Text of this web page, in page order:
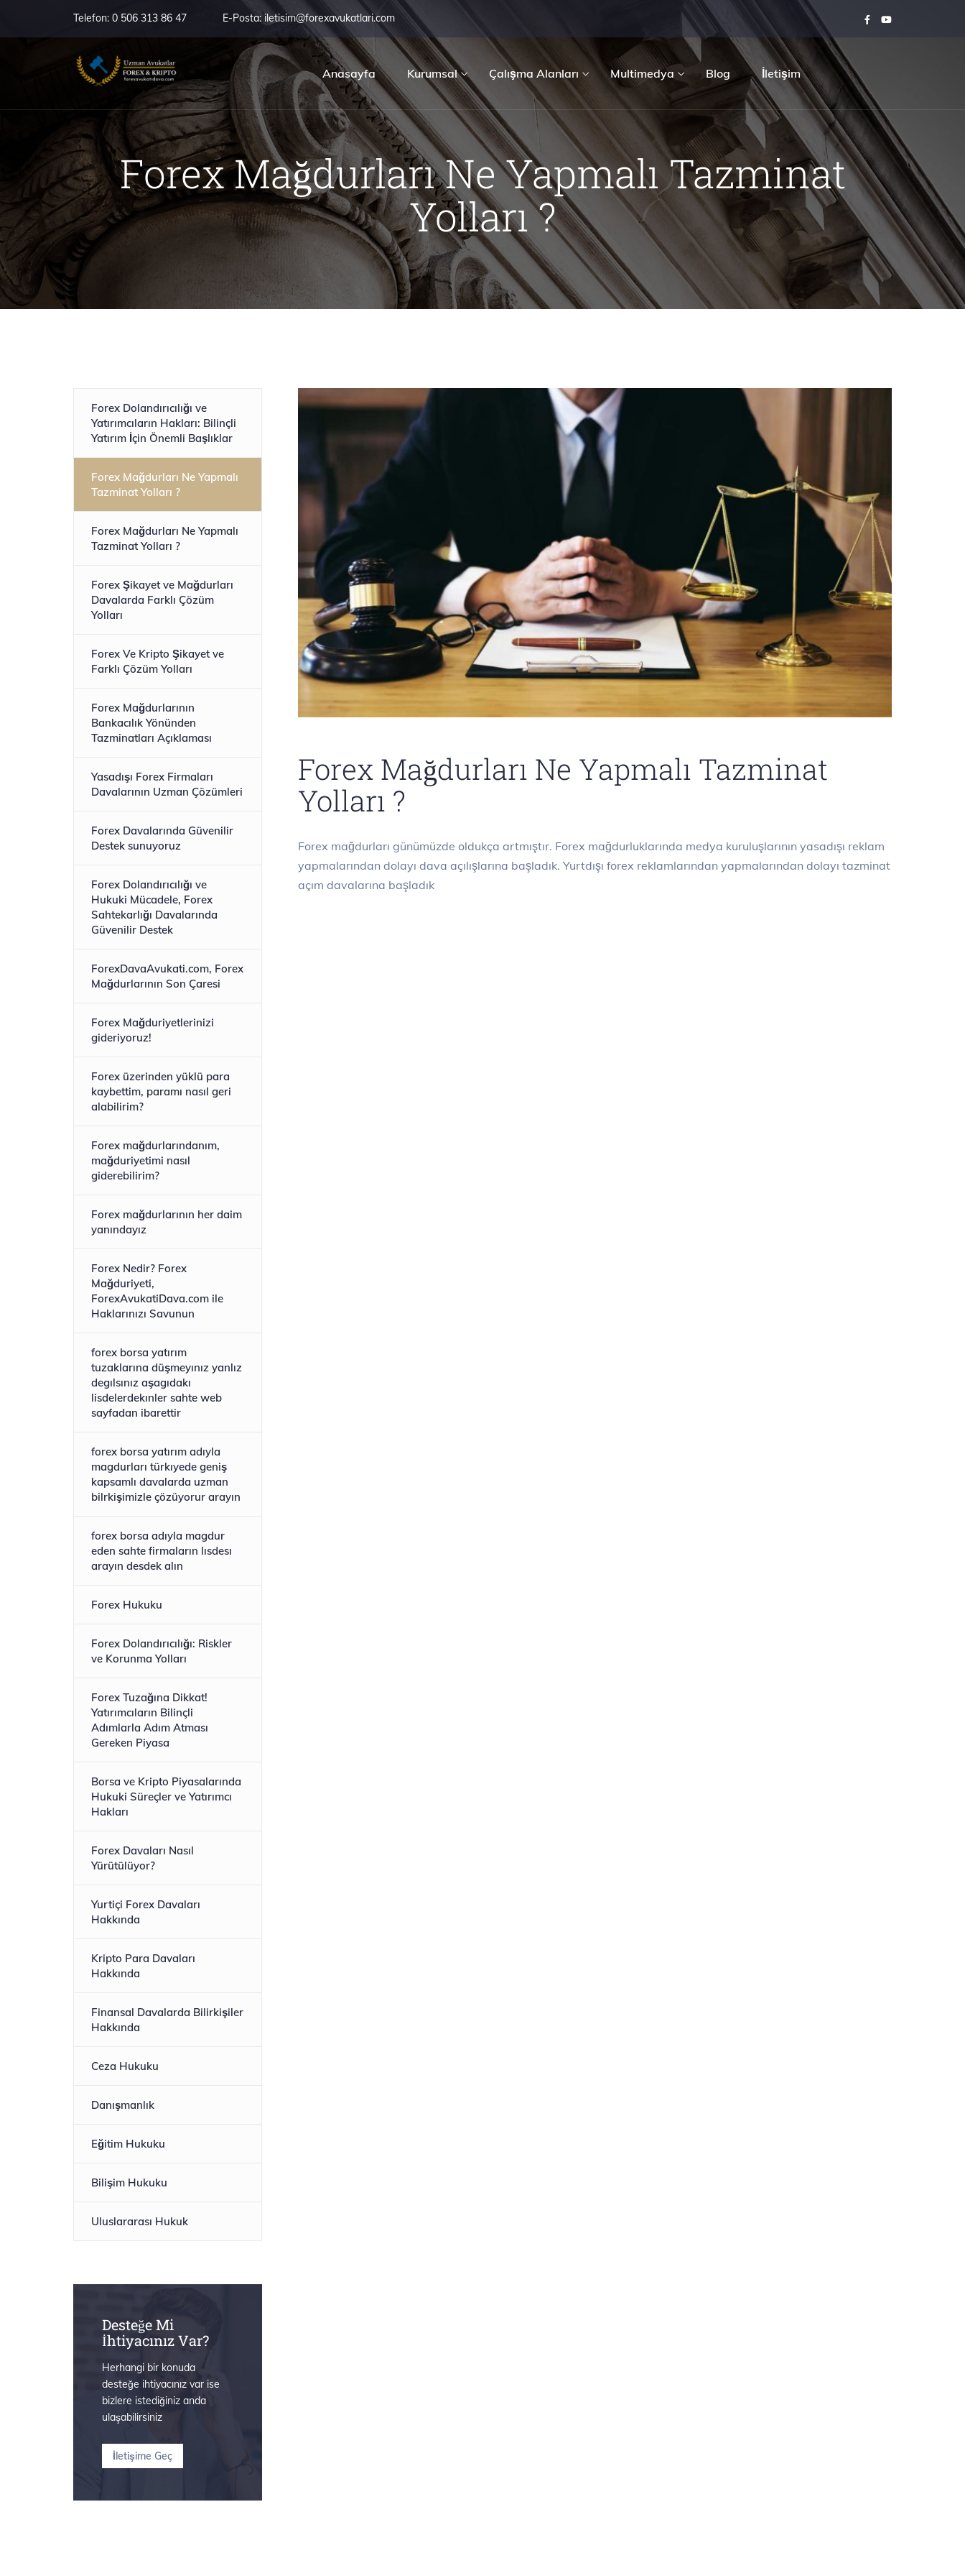
Telefon: 0 506 313 86 47 E-Posta: iletisim@forexavukatlari.com
Anasayfa Kurumsal Çalışma Alanları Multimedya Blog İletişim
Forex Mağdurları Ne Yapmalı Tazminat
Yolları ?
Forex Mağdurları Ne Yapmalı Tazminat
Yolları ?
Forex mağdurları günümüzde oldukça artmıştır. Forex mağdurluklarında medya kuruluşlarının yasadışı reklam
yapmalarından dolayı dava açılışlarına başladık. Yurtdışı forex reklamlarından yapmalarından dolayı tazminat
açım davalarına başladık
Forex Dolandırıcılığı ve
Yatırımcıların Hakları: Bilinçli
Yatırım İçin Önemli Başlıklar
Forex Mağdurları Ne Yapmalı
Tazminat Yolları ?
Forex Mağdurları Ne Yapmalı
Tazminat Yolları ?
Forex Şikayet ve Mağdurları
Davalarda Farklı Çözüm
Yolları
Forex Ve Kripto Şikayet ve
Farklı Çözüm Yolları
Forex Mağdurlarının
Bankacılık Yönünden
Tazminatları Açıklaması
Yasadışı Forex Firmaları
Davalarının Uzman Çözümleri
Forex Davalarında Güvenilir
Destek sunuyoruz
Forex Dolandırıcılığı ve
Hukuki Mücadele, Forex
Sahtekarlığı Davalarında
Güvenilir Destek
ForexDavaAvukati.com, Forex
Mağdurlarının Son Çaresi
Forex Mağduriyetlerinizi
gideriyoruz!
Forex üzerinden yüklü para
kaybettim, paramı nasıl geri
alabilirim?
Forex mağdurlarındanım,
mağduriyetimi nasıl
giderebilirim?
Forex mağdurlarının her daim
yanındayız
Forex Nedir? Forex
Mağduriyeti,
ForexAvukatiDava.com ile
Haklarınızı Savunun
forex borsa yatırım
tuzaklarına düşmeyınız yanlız
degılsınız aşagıdakı
lisdelerdekınler sahte web
sayfadan ibarettir
forex borsa yatırım adıyla
magdurları türkıyede geniş
kapsamlı davalarda uzman
bilrkişimizle çözüyorur arayın
forex borsa adıyla magdur
eden sahte firmaların lısdesı
arayın desdek alın
Forex Hukuku
Forex Dolandırıcılığı: Riskler
ve Korunma Yolları
Forex Tuzağına Dikkat!
Yatırımcıların Bilinçli
Adımlarla Adım Atması
Gereken Piyasa
Borsa ve Kripto Piyasalarında
Hukuki Süreçler ve Yatırımcı
Hakları
Forex Davaları Nasıl
Yürütülüyor?
Yurtiçi Forex Davaları
Hakkında
Kripto Para Davaları
Hakkında
Finansal Davalarda Bilirkişiler
Hakkında
Ceza Hukuku
Danışmanlık
Eğitim Hukuku
Bilişim Hukuku
Uluslararası Hukuk
Desteğe Mi
İhtiyacınız Var?
Herhangi bir konuda
desteğe ihtiyacınız var ise
bizlere istediğiniz anda
ulaşabilirsiniz
İletişime Geç